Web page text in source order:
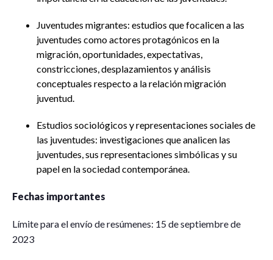
Juventudes migrantes: estudios que focalicen a las
juventudes como actores protagónicos en la
migración, oportunidades, expectativas,
constricciones, desplazamientos y análisis
conceptuales respecto a la relación migración
juventud.
Estudios sociológicos y representaciones sociales de
las juventudes: investigaciones que analicen las
juventudes, sus representaciones simbólicas y su
papel en la sociedad contemporánea.
Fechas importantes
Límite para el envío de resúmenes: 15 de septiembre de
2023